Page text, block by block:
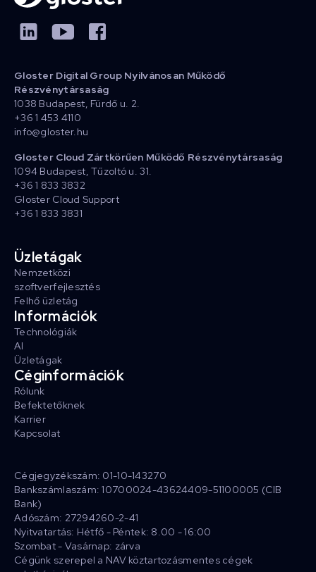
Gloster Digital Group Nyilvánosan Működő
Részvénytársaság
1038 Budapest, Fürdő u. 2.
+36 1 453 4110
info@gloster.hu
Gloster Cloud Zártkörűen Működő Részvénytársaság
1094 Budapest, Tűzoltó u. 31.
+36 1 833 3832
Gloster Cloud Support
+36 1 833 3831
Üzletágak
Nemzetközi
szoftverfejlesztés
Felhő üzletág
Információk
Technológiák
AI
Üzletágak
Céginformációk
Rólunk
Befektetőknek
Karrier
Kapcsolat
Cégjegyzékszám: 01-10-143270
Bankszámlaszám: 10700024-43624409-51100005 (CIB
Bank)
Adószám: 27294260-2-41
Nyitvatartás: Hétfő - Péntek: 8.00 - 16:00
Szombat - Vasárnap: zárva
Cégünk szerepel a NAV köztartozásmentes cégek